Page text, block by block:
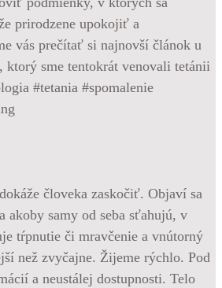
človeka zaskočiť. Objaví sa
akoby samy od seba sťahujú, v
tŕpnutie či mravčenie a vnútorný
než zvyčajne. Žijeme rýchlo. Pod
a neustálej dostupnosti. Telo